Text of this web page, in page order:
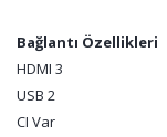
Bağlantı Özellikleri
HDMI 3
USB 2
CI Var